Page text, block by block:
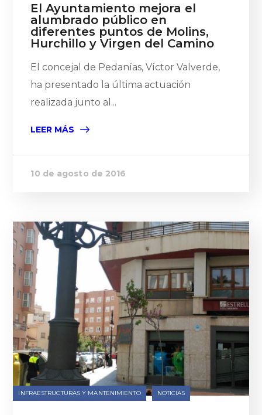
El Ayuntamiento mejora el
alumbrado público en
diferentes puntos de Molins,
Hurchillo y Virgen del Camino
El concejal de Pedanías, Víctor Valverde,
ha presentado la última actuación
realizada junto al...
LEER MÁS
10 de agosto de 2016
INFRAESTRUCTURAS Y MANTENIMIENTO NOTICIAS